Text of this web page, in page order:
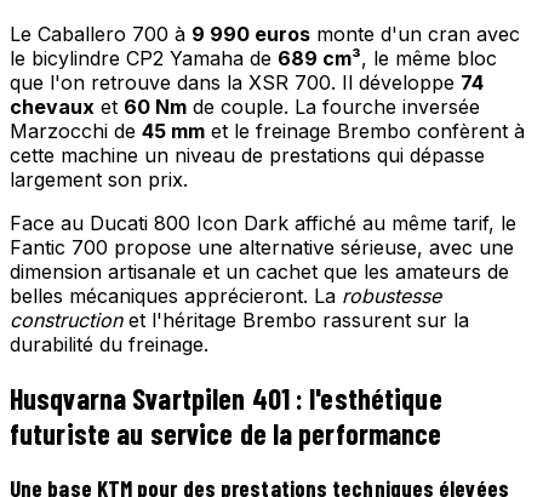
Le Caballero 700 à 9 990 euros monte d'un cran avec
le bicylindre CP2 Yamaha de 689 cm³, le même bloc
que l'on retrouve dans la XSR 700. Il développe 74
chevaux et 60 Nm de couple. La fourche inversée
Marzocchi de 45 mm et le freinage Brembo confèrent à
cette machine un niveau de prestations qui dépasse
largement son prix.
Face au Ducati 800 Icon Dark affiché au même tarif, le
Fantic 700 propose une alternative sérieuse, avec une
dimension artisanale et un cachet que les amateurs de
belles mécaniques apprécieront. La robustesse
constructionet l'héritage Brembo rassurent sur la
durabilité du freinage.
Husqvarna Svartpilen 401 : l'esthétique
futuriste au service de la performance
Une base KTM pour des prestations techniques élevées